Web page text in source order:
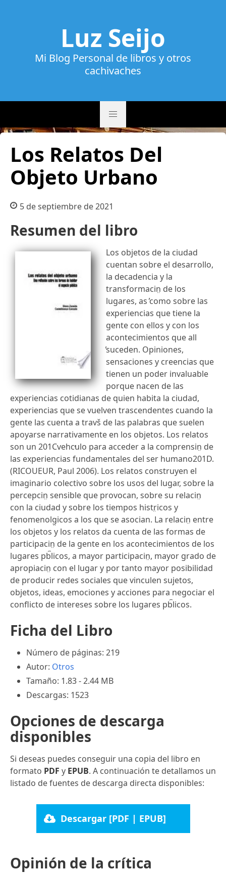
Luz Seijo
Mi Blog Personal de libros y otros
cachivaches
Los Relatos Del
Objeto Urbano
5 de septiembre de 2021
Resumen del libro
Los objetos de la ciudad
cuentan sobre el desarrollo,
la decadencia y la
transformacin̤ de los
lugares, as ̕como sobre las
experiencias que tiene la
gente con ellos y con los
acontecimientos que all
̕suceden. Opiniones,
sensaciones y creencias que
tienen un poder invaluable
porque nacen de las
experiencias cotidianas de quien habita la ciudad,
experiencias que se vuelven trascendentes cuando la
gente las cuenta a travš de las palabras que suelen
apoyarse narrativamente en los objetos. Los relatos
son un 201Cvehc̕ulo para acceder a la comprensin̤ de
las experiencias fundamentales del ser humano201D.
(RICOUEUR, Paul 2006). Los relatos construyen el
imaginario colectivo sobre los usos del lugar, sobre la
percepcin̤ sensible que provocan, sobre su relacin̤
con la ciudad y sobre los tiempos histr̤icos y
fenomenolg̤icos a los que se asocian. La relacin̤ entre
los objetos y los relatos da cuenta de las formas de
participacin̤ de la gente en los acontecimientos de los
lugares pb︢licos, a mayor participacin̤, mayor grado de
apropiacin̤ con el lugar y por tanto mayor posibilidad
de producir redes sociales que vinculen sujetos,
objetos, ideas, emociones y acciones para negociar el
conflicto de intereses sobre los lugares pb︢licos.
Ficha del Libro
Número de páginas: 219
Autor: Otros
Tamaño: 1.83 - 2.44 MB
Descargas: 1523
Opciones de descarga
disponibles
Si deseas puedes conseguir una copia del libro en
formato PDF y EPUB. A continuación te detallamos un
listado de fuentes de descarga directa disponibles:
Descargar [PDF | EPUB]
Opinión de la crítica